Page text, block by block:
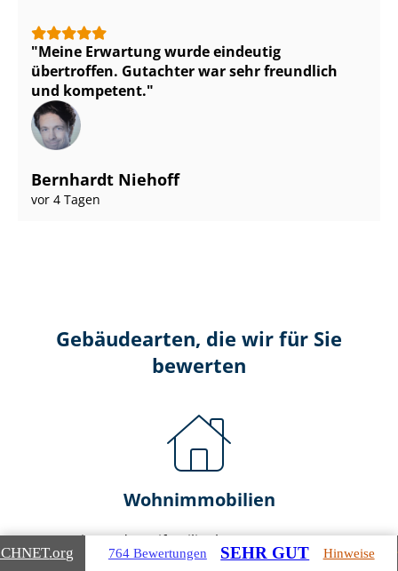
Meine Erwartung wurde eindeutig
übertroffen. Gutachter war sehr freundlich
und kompetent.
Bernhardt Niehoff
vor 4 Tagen
Gebäudearten, die wir für Sie
bewerten
Wohnimmobilien
Ein- und Zwei­fa­mi­li­en­häu­ser
Doppel- & Reihenhäuser
.org 764 Bewertungen SEHR GUT Hinweise